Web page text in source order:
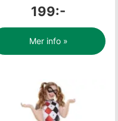
199:-
Mer info »